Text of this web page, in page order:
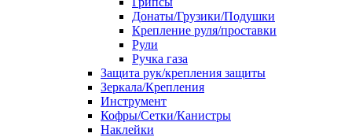
Донаты/Грузики/Подушки
Крепление руля/проставки
Рули
Ручка газа
Защита рук/крепления защиты
Зеркала/Крепления
Инструмент
Кофры/Сетки/Канистры
Наклейки